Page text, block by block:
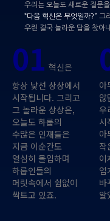
우리는 오늘도 새로운 질문
“다음 혁신은 무엇일까?” 그
우린 결국 놀라운 답을 찾아
01 혁신은
항상 낯선 상상에서
시작됩니다. 그리고
그 놀라운 상상은,
오늘도 하룹의
수많은 인재들은
지금 이순간도
열심히 몰입하며
하룹인들의
머릿속에서 쉼없이
싹트고 있죠.
아
않
우
시
아
작
이
업
바
알